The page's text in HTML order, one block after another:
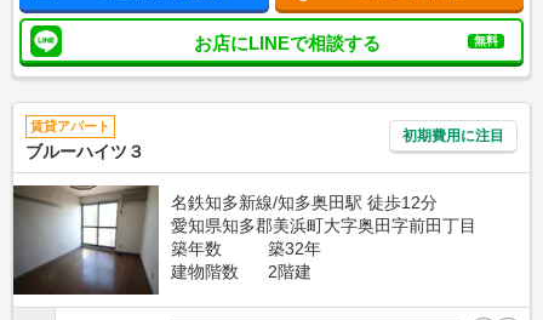
お店にLINEで相談する 無料
賃貸アパート
ブルーハイツ３
初期費用に注目
名鉄知多新線/知多奥田駅 徒歩12分
愛知県知多郡美浜町大字奥田字前田丁目
築年数
築32年
建物階数
2階建